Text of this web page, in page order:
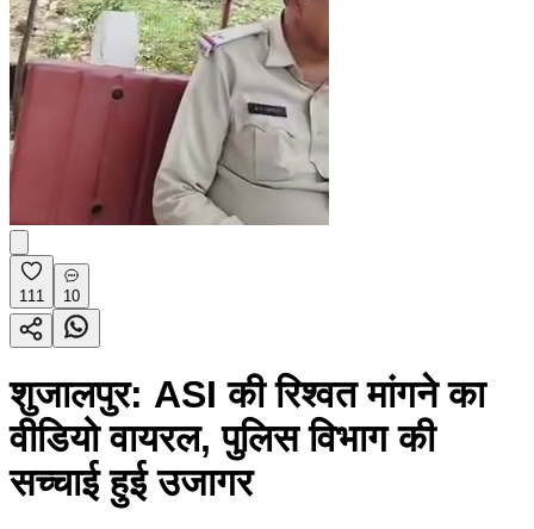
111 10
शुजालपुर: ASI की रिश्वत मांगने का
वीडियो वायरल, पुलिस विभाग की
सच्चाई हुई उजागर